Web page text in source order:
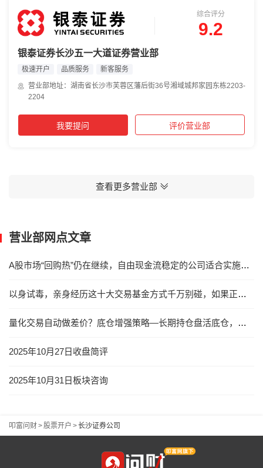
综合评分
9.2
银泰证券长沙五一大道证券营业部
极速开户 品质服务
新客服务
营业部地址：湖南省长沙市芙蓉区藩后街36号湘域城邦家园东栋2203-
2204
我要提问 评价营业部
查看更多营业部
营业部网点文章
A股市场“回购热”仍在继续，自由现金流稳定的公司适合实施回购
以身试毒，亲身经历这十大交易基金方式千万别碰，如果正在接触立刻停止
量化交易自动做差价？底仓增强策略—长期持仓盘活底仓，摊薄成本，高抛低吸解放精力！
2025年10月27日收盘简评
2025年10月31日板块咨询
叩富问财>股票开户 >长沙证券公司